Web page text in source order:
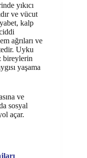
yıkıcı
ve vücut
kalp
ağrıları ve
Uyku
bireylerin
yaşama
ve
sosyal
açar.